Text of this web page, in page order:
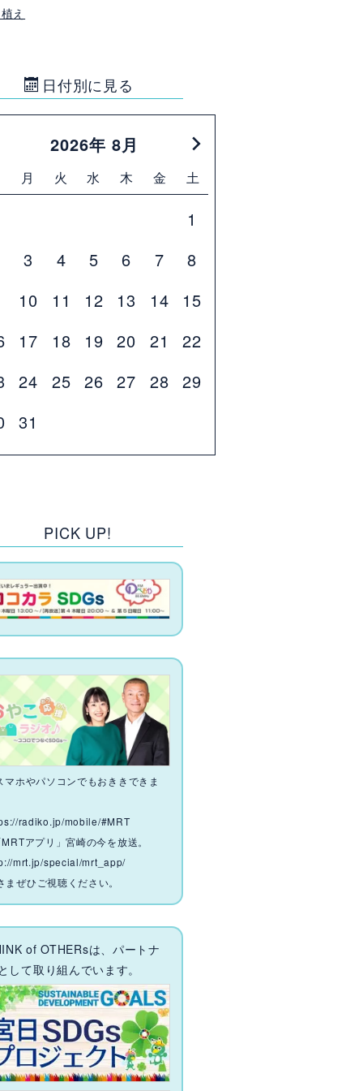
え
日付別に見る
2026年 8月
月 火 水 木 金 土
1
3 4 5 6 7
8
10 11 12 13 14
15
17 18 19 20 21
22
24 25 26 27 28 29
31
PICK UP!
マホやパソコンでもおききできま
radiko.jp/mobile/#MRT
アプリ」宮崎の今を放送。
mrt.jp/special/mrt_app/
まぜひご視聴ください。
of OTHERsは、パートナ
して取り組んでいます。